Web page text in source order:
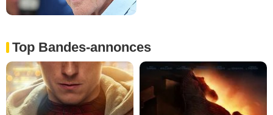
Top Bandes-annonces